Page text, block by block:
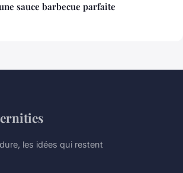
sauce barbecue parfaite
les idées qui restent